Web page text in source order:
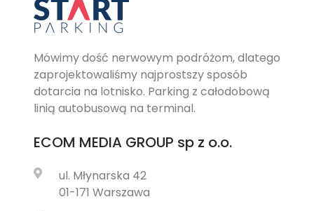
Mówimy dość nerwowym podróżom, dlatego
zaprojektowaliśmy najprostszy sposób
dotarcia na lotnisko. Parking z całodobową
linią autobusową na terminal.
ECOM MEDIA GROUP sp z o.o.
ul. Młynarska 42
01-171 Warszawa